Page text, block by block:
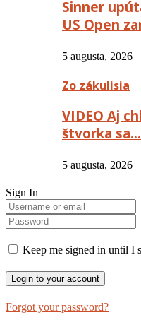
Sinner
US Open
5 augusta, 2026
Zo zákulisia
VIDEO Aj
štvorka sa…
5 augusta, 2026
Sign In
Keep me signed in until I
Forgot your password?